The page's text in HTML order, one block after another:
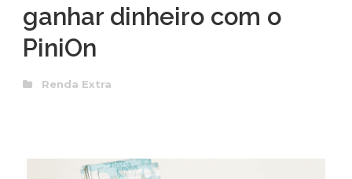
ganhar dinheiro com o
PiniOn
Renda Extra